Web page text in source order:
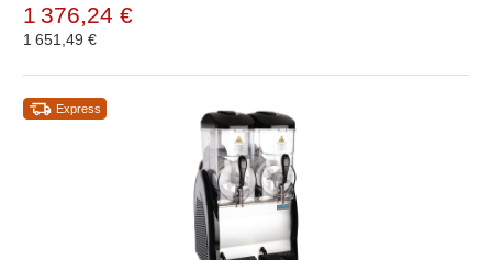
1 376,24 €
1 651,49 €
Express